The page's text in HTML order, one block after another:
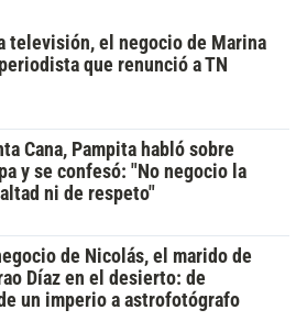
televisión, el negocio de Marina
que renunció a TN
Cana, Pampita habló sobre
y se confesó: "No negocio la
ni de respeto"
de Nicolás, el marido de
Díaz en el desierto: de
un imperio a astrofotógrafo